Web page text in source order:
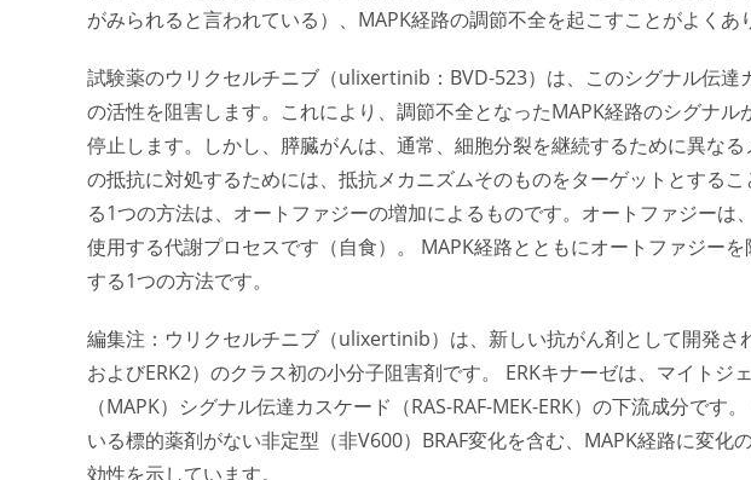
がみられると言われている）、MAPK経路の調節不全を起こすことがよくあ
試験薬のウリクセルチニブ（ulixertinib：BVD-523）は、このシグナル伝達
の活性を阻害します。これにより、調節不全となったMAPK経路のシグナ
停止します。しかし、膵臓がんは、通常、細胞分裂を継続するために異な
の抵抗に対処するためには、抵抗メカニズムそのものをターゲットとする
る1つの方法は、オートファジーの増加によるものです。オートファジーは
使用する代謝プロセスです（自食）。 MAPK経路とともにオートファジー
する1つの方法です。
編集注：ウリクセルチニブ（ulixertinib）は、新しい抗がん剤として開発さ
およびERK2）のクラス初の小分子阻害剤です。 ERKキナーゼは、マイトジ
（MAPK）シグナル伝達カスケード（RAS-RAF-MEK-ERK）の下流成分です
いる標的薬剤がない非定型（非V600）BRAF変化を含む、MAPK経路に変化
効性を示しています。